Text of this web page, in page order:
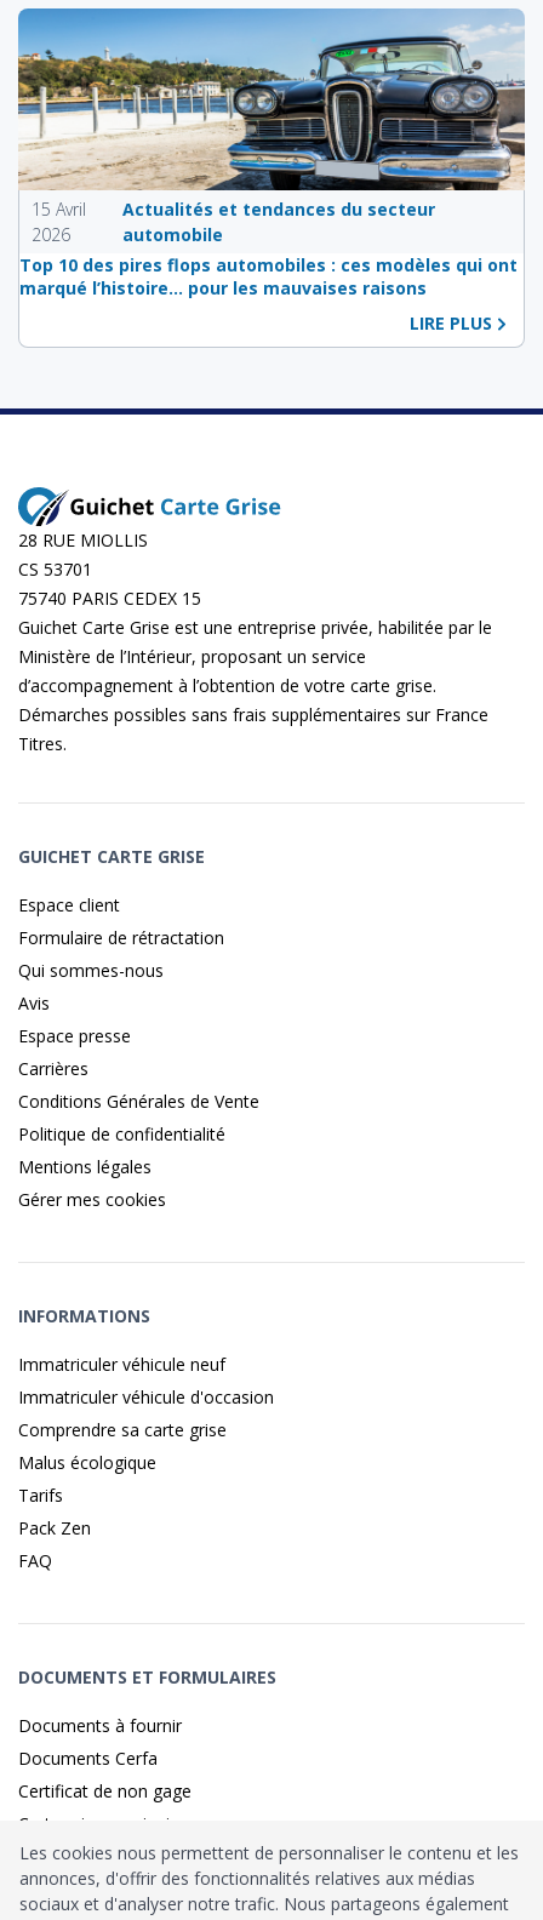
15 Avril
2026
Actualités et tendances du secteur
automobile
Top 10 des pires flops automobiles : ces modèles qui ont
marqué l’histoire… pour les mauvaises raisons
LIRE PLUS
28 RUE MIOLLIS
CS 53701
75740 PARIS CEDEX 15
Guichet Carte Grise est une entreprise privée, habilitée par le
Ministère de l’Intérieur, proposant un service
d’accompagnement à l’obtention de votre carte grise.
Démarches possibles sans frais supplémentaires sur France
Titres.
GUICHET CARTE GRISE
Espace client
Formulaire de rétractation
Qui sommes-nous
Avis
Espace presse
Carrières
Conditions Générales de Vente
Politique de confidentialité
Mentions légales
Gérer mes cookies
INFORMATIONS
Immatriculer véhicule neuf
Immatriculer véhicule d'occasion
Comprendre sa carte grise
Malus écologique
Tarifs
Pack Zen
FAQ
DOCUMENTS ET FORMULAIRES
Documents à fournir
Documents Cerfa
Certificat de non gage
Carte grise provisoire
Identité sécurisé parFranceConnect
Les cookies nous permettent de personnaliser le contenu et les
annonces, d'offrir des fonctionnalités relatives aux médias
sociaux et d'analyser notre trafic. Nous partageons également